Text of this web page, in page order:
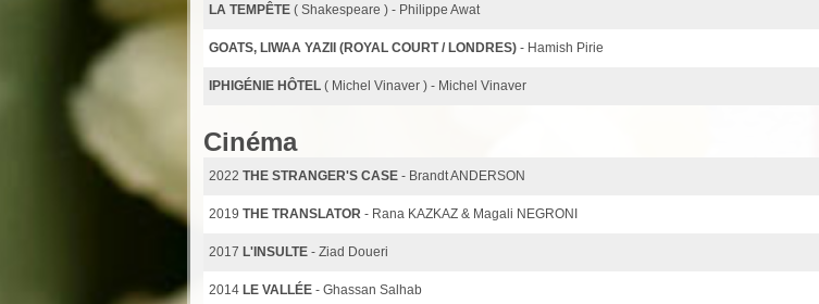
LA TEMPÊTE ( Shakespeare ) - Philippe Awat
GOATS, LIWAA YAZII (ROYAL COURT / LONDRES) - Hamish Pirie
IPHIGÉNIE HÔTEL ( Michel Vinaver ) - Michel Vinaver
Cinéma
2022 THE STRANGER'S CASE - Brandt ANDERSON
2019 THE TRANSLATOR - Rana KAZKAZ & Magali NEGRONI
2017 L'INSULTE - Ziad Doueri
2014 LE VALLÉE - Ghassan Salhab